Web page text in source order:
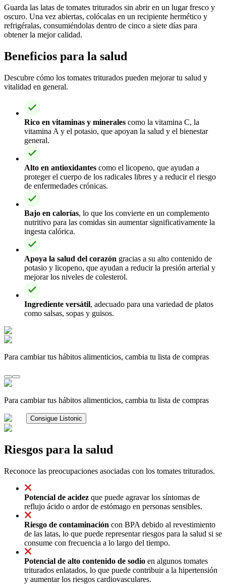
Guarda las latas de tomates triturados sin abrir en un lugar fresco y
oscuro. Una vez abiertas, colócalas en un recipiente hermético y
refrigéralas, consumiéndolas dentro de cinco a siete días para
obtener la mejor calidad.
Beneficios para la salud
Descubre cómo los tomates triturados pueden mejorar tu salud y
vitalidad en general.
Rico en vitaminas y minerales como la vitamina C, la
vitamina A y el potasio, que apoyan la salud y el bienestar
general.
Alto en antioxidantes como el licopeno, que ayudan a
proteger el cuerpo de los radicales libres y a reducir el riesgo
de enfermedades crónicas.
Bajo en calorías, lo que los convierte en un complemento
nutritivo para las comidas sin aumentar significativamente la
ingesta calórica.
Apoya la salud del corazón gracias a su alto contenido de
potasio y licopeno, que ayudan a reducir la presión arterial y
mejorar los niveles de colesterol.
Ingrediente versátil, adecuado para una variedad de platos
como salsas, sopas y guisos.
Para cambiar tus hábitos alimenticios, cambia tu lista de compras
Para cambiar tus hábitos alimenticios, cambia tu lista de compras
Consigue Listonic
Riesgos para la salud
Reconoce las preocupaciones asociadas con los tomates triturados.
Potencial de acidez que puede agravar los síntomas de
reflujo ácido o ardor de estómago en personas sensibles.
Riesgo de contaminación con BPA debido al revestimiento
de las latas, lo que puede representar riesgos para la salud si se
consume con frecuencia a lo largo del tiempo.
Potencial de alto contenido de sodio en algunos tomates
triturados enlatados, lo que puede contribuir a la hipertensión
y aumentar los riesgos cardiovasculares.